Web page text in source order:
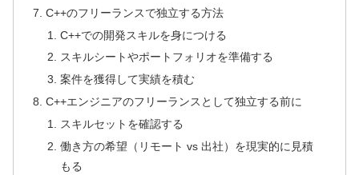
C++のフリーランスで独立する方法
C++での開発スキルを身につける
スキルシートやポートフォリオを準備する
案件を獲得して実績を積む
C++エンジニアのフリーランスとして独立する前に
スキルセットを確認する
働き方の希望（リモート vs 出社）を現実的に見積
もる